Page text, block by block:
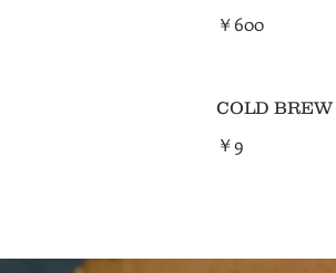
￥600
COLD
￥9